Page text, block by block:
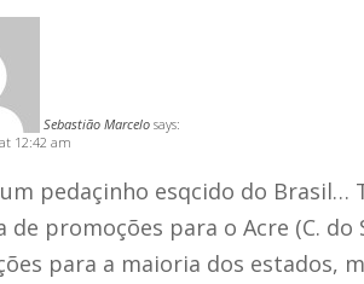
Sebastião Marcelo says:
12:42 am
pedaçinho esqcido do
de promoções para o Acre (C.
para a maioria dos estados,